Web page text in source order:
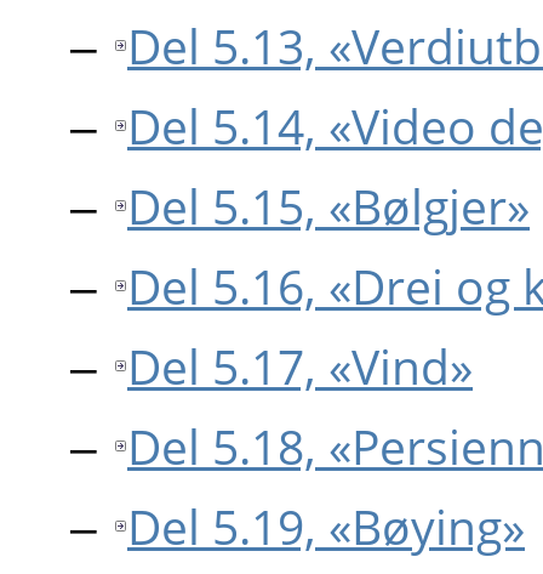
Del 5.13,
Del 5.14, «Video
Del 5.15, «Bølgjer»
Del 5.16, «Drei og
Del 5.17, «Vind»
Del 5.18,
Del 5.19, «Bøying»